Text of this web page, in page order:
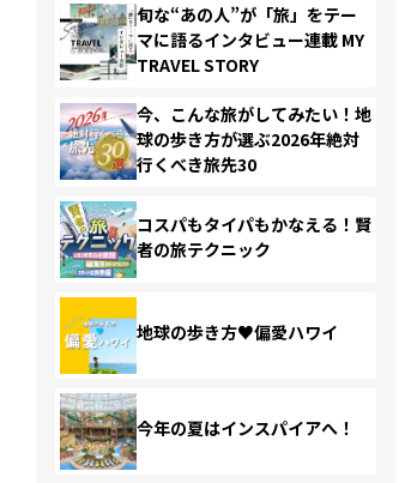
旬な“あの人”が「旅」をテー
マに語るインタビュー連載 MY
TRAVEL STORY
今、こんな旅がしてみたい！地
球の歩き方が選ぶ2026年絶対
行くべき旅先30
コスパもタイパもかなえる！賢
者の旅テクニック
地球の歩き方♥偏愛ハワイ
今年の夏はインスパイアへ！